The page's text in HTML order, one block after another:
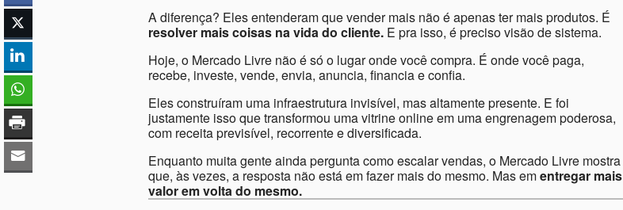
A diferença? Eles entenderam que vender mais não é apenas ter mais produtos. É
resolver mais coisas na vida do cliente.E pra isso, é preciso visão de sistema.
Hoje, o Mercado Livre não é só o lugar onde você compra. É onde você paga,
recebe, investe, vende, envia, anuncia, financia e confia.
Eles construíram uma infraestrutura invisível, mas altamente presente. E foi
justamente isso que transformou uma vitrine online em uma engrenagem poderosa,
com receita previsível, recorrente e diversificada.
Enquanto muita gente ainda pergunta como escalar vendas, o Mercado Livre mostra
que, às vezes, a resposta não está em fazer mais do mesmo. Mas ementregar mais
valor em volta do mesmo.